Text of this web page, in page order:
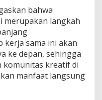
bahwa
merupakan langkah
kerja sama ini akan
ke depan, sehingga
komunitas kreatif di
manfaat langsung